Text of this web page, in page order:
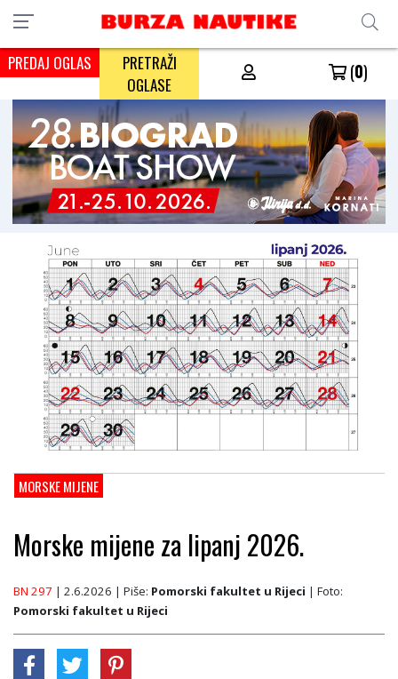
PREDAJ OGLAS
PRETRAŽI
OGLASE
(0)
MORSKE MIJENE
Morske mijene za lipanj 2026.
BN 297 | 2.6.2026 | Piše: Pomorski fakultet u Rijeci | Foto:
Pomorski fakultet u Rijeci